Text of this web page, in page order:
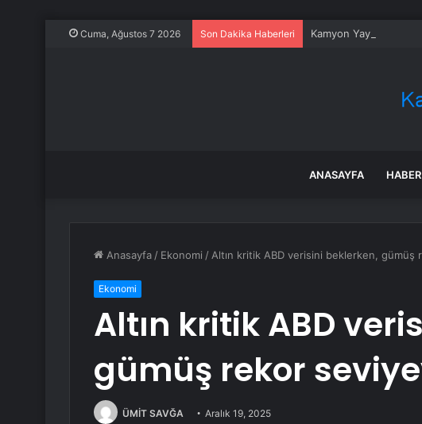
Cuma, Ağustos 7 2026 Son Dakika Haberleri Kamyon Yaya Üst
ANASAYFA HABER
Anasayfa / Ekonomi / Altın kritik ABD verisini beklerken, gümüş
Ekonomi
Altın kritik ABD
gümüş rekor
ÜMİT SAVĞA Aralık 19, 2025